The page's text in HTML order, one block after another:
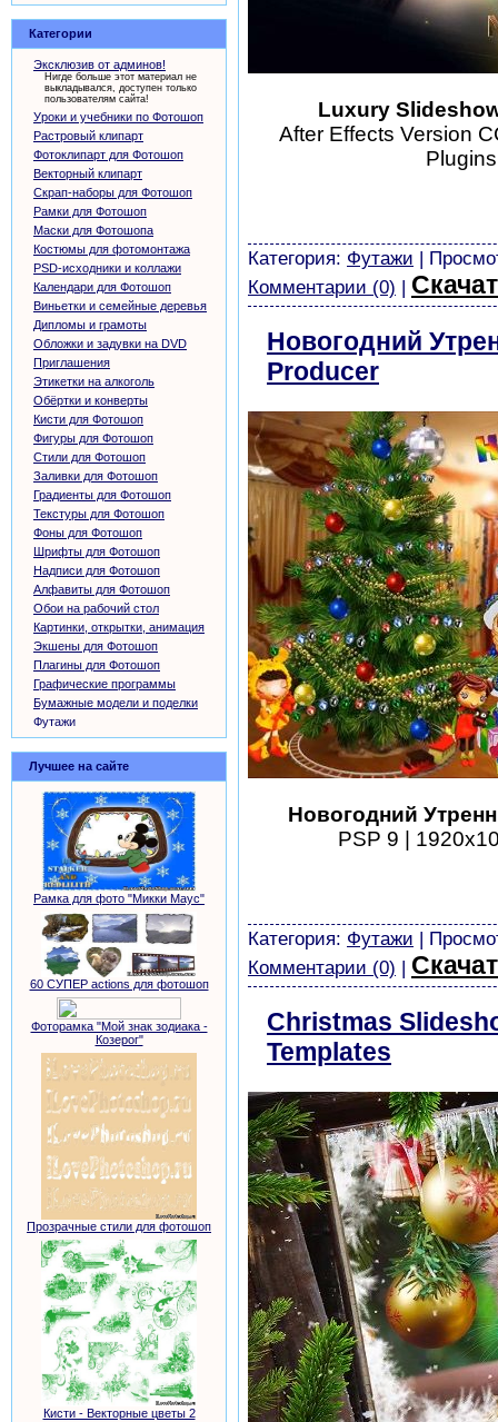
Категории
Эксклюзив от админов!
Нигде больше этот материал не
выкладывался, доступен только
пользователям сайта!
Уроки и учебники по Фотошоп
Растровый клипарт
Фотоклипарт для Фотошоп
Векторный клипарт
Скрап-наборы для Фотошоп
Рамки для Фотошоп
Маски для Фотошопа
Костюмы для фотомонтажа
PSD-исходники и коллажи
Календари для Фотошоп
Виньетки и семейные деревья
Дипломы и грамоты
Обложки и задувки на DVD
Приглашения
Этикетки на алкоголь
Обёртки и конверты
Кисти для Фотошоп
Фигуры для Фотошоп
Стили для Фотошоп
Заливки для Фотошоп
Градиенты для Фотошоп
Текстуры для Фотошоп
Фоны для Фотошоп
Шрифты для Фотошоп
Надписи для Фотошоп
Алфавиты для Фотошоп
Обои на рабочий стол
Картинки, открытки, анимация
Экшены для Фотошоп
Плагины для Фотошоп
Графические программы
Бумажные модели и поделки
Футажи
Лучшее на сайте
Рамка для фото "Микки Маус"
60 СУПЕР actions для фотошоп
Фоторамка "Мой знак зодиака -
Козерог"
Прозрачные стили для фотошоп
Кисти - Векторные цветы 2
Luxury
After Effects Version
Категория: Футажи |
Комментарии (0)
Новогодний
Producer
Новогодний
PSP 9 |
Категория: Футажи |
Комментарии (0)
Christmas
Templates